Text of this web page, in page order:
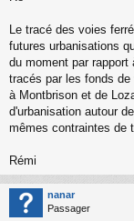
s
g
e
n
o
n
u
Le tracé des voies
futures urbanisations
du moment par
tracés par les fonds
à Montbrison et de
d'urbanisation autour
mêmes contraintes de
Rémi
nanar
Passager